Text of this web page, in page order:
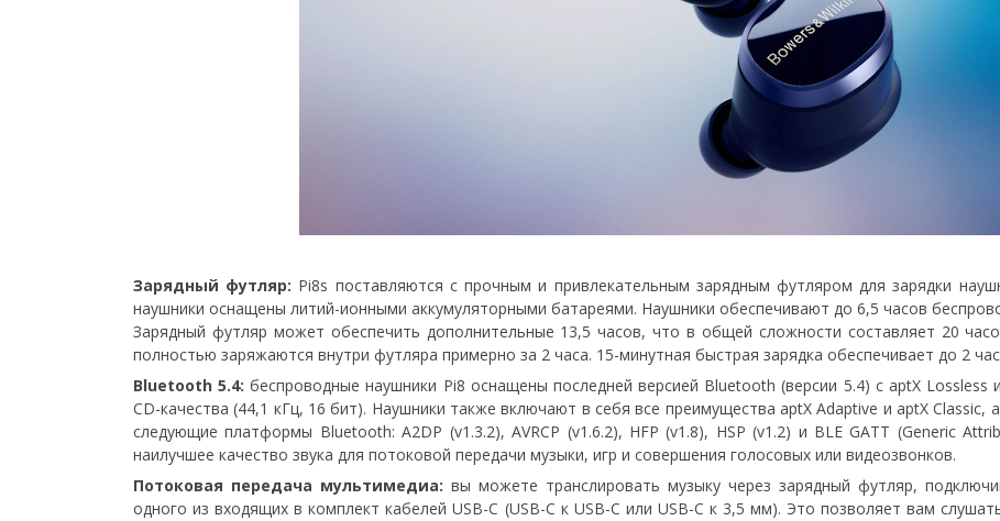
Зарядный футляр: Pi8s поставляются с прочным и привлекательным зарядным футляром для зарядки
наушники оснащены литий-ионными аккумуляторными батареями. Наушники обеспечивают до 6,5 часов
Зарядный футляр может обеспечить дополнительные 13,5 часов, что в общей сложности составляет 20
полностью заряжаются внутри футляра примерно за 2 часа. 15-минутная быстрая зарядка обеспечивает до 2
Bluetooth 5.4: беспроводные наушники Pi8 оснащены последней версией Bluetooth (версии 5.4) с aptX Lossless
CD-качества (44,1 кГц, 16 бит). Наушники также включают в себя все преимущества aptX Adaptive и aptX Classic,
следующие платформы Bluetooth: A2DP (v1.3.2), AVRCP (v1.6.2), HFP (v1.8), HSP (v1.2) и BLE GATT (Generic
наилучшее качество звука для потоковой передачи музыки, игр и совершения голосовых или видеозвонков.
Потоковая передача мультимедиа: вы можете транслировать музыку через зарядный футляр,
одного из входящих в комплект кабелей USB-C (USB-C к USB-C или USB-C к 3,5 мм). Это позволяет вам